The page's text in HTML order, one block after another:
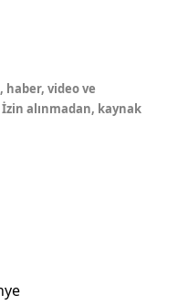
haber, video ve
alınmadan, kaynak